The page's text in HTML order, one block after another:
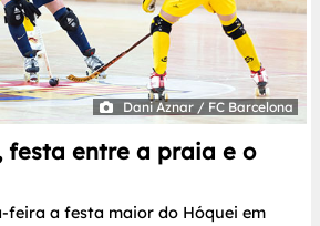
Dani Aznar / FC Barcelona
festa entre a praia e o
a festa maior do Hóquei em